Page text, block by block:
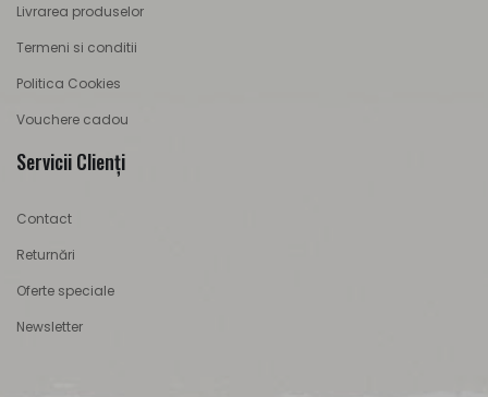
Livrarea produselor
Termeni si conditii
Politica Cookies
Vouchere cadou
Servicii Clienţi
Contact
Returnări
Oferte speciale
Newsletter